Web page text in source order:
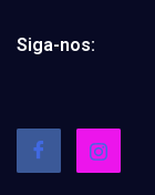
Siga-nos: